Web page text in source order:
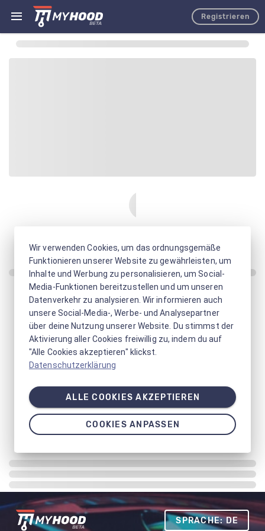
Registrieren
SPRACHE: DE
Wir verwenden Cookies, um das ordnungsgemäße
Funktionieren unserer Website zu gewährleisten, um
Inhalte und Werbung zu personalisieren, um Social-
Media-Funktionen bereitzustellen und um unseren
Datenverkehr zu analysieren. Wir informieren auch
unsere Social-Media-, Werbe- und Analysepartner
über deine Nutzung unserer Website. Du stimmst der
Aktivierung aller Cookies freiwillig zu, indem du auf
"Alle Cookies akzeptieren" klickst.
Datenschutzerklärung
ALLE COOKIES AKZEPTIEREN
COOKIES ANPASSEN